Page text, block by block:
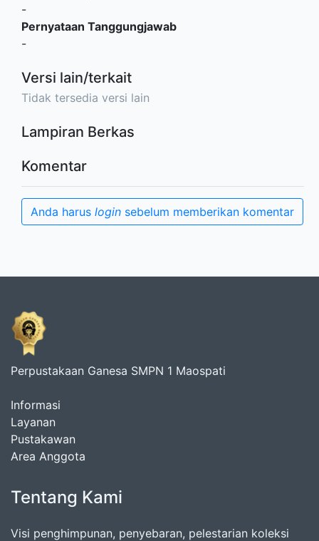
-
Pernyataan Tanggungjawab
-
Versi lain/terkait
Tidak tersedia versi lain
Lampiran Berkas
Komentar
Anda harus login sebelum memberikan komentar
Perpustakaan Ganesa SMPN 1 Maospati
Informasi
Layanan
Pustakawan
Area Anggota
Tentang Kami
Visi penghimpunan, penyebaran, pelestarian koleksi